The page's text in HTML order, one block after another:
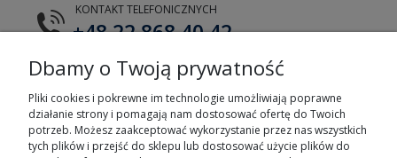
KONTAKT TELEFONICZNYCH
+48 22 868 40 42
E-MAIL
tts@tts.com.pl
Dbamy o Twoją prywatność
Pliki cookies i pokrewne im technologie umożliwiają poprawne
działanie strony i pomagają nam dostosować ofertę do Twoich
potrzeb. Możesz zaakceptować wykorzystanie przez nas wszystkich
tych plików i przejść do sklepu lub dostosować użycie plików do